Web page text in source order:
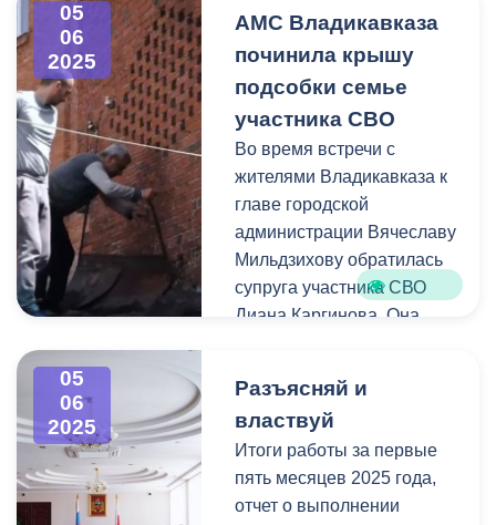
Исковое заявление
администрации города в
Арбитражный суд РСО-
Алания.
Основанием послужили
многочисленные жалобы
населения на работу
муниципального
маршрута, поступающие в
Управление транспорта.
регулярных перевозок
пассажиров, которое
должно соблюдаться
перевозчиком в
обязательном порядке.
05
06
2025
АМС Владикавказа
починила крышу
подсобки семье
участника СВО
Во время встречи с
жителями Владикавказа к
главе городской
администрации Вячеславу
Мильдзихову обратилась
супруга участника СВО
Диана Каргинова. Она
хозяйственной постройки,
расположенной на
приусадебном участке.
Уже через несколько дней
05
06
2025
Разъясняй и
властвуй
Итоги работы за первые
пять месяцев 2025 года,
отчет о выполнении